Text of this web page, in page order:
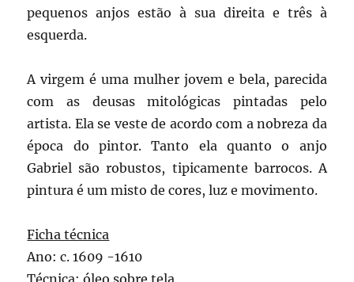
pequenos anjos estão à sua direita e três à
esquerda.
A virgem é uma mulher jovem e bela, parecida
com as deusas mitológicas pintadas pelo
artista. Ela se veste de acordo com a nobreza da
época do pintor. Tanto ela quanto o anjo
Gabriel são robustos, tipicamente barrocos. A
pintura é um misto de cores, luz e movimento.
Ficha técnica
Ano: c. 1609 -1610